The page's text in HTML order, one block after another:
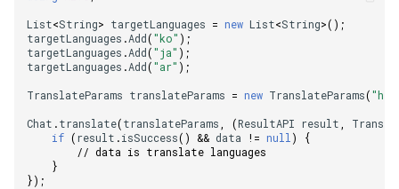
List<String> targetLanguages = new List<String>();
targetLanguages .Add("ko" );
targetLanguages .Add("ja" );
targetLanguages .Add("ar" );
TranslateParams translateParams = new TranslateParams(
Chat .translate(translateParams (ResultAPI result
if (result .isSuccess() && data != null )
{
// data is translate languages
}
});